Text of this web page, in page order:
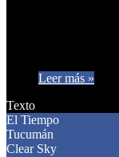
Leer más »
Texto
El Tiempo
Tucumán
Clear Sky